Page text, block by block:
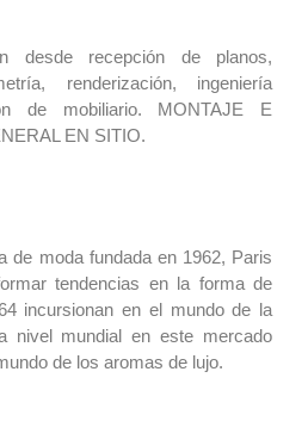
desde recepción de planos,
renderización, ingeniería
de mobiliario. MONTAJE E
EN SITIO.
de moda fundada en 1962, Paris
tendencias en la forma de
incursionan en el mundo de la
nivel mundial en este mercado
de los aromas de lujo.